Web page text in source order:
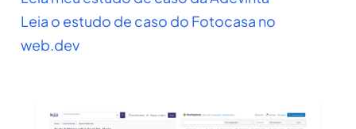
Leia o estudo de caso do Fotocasa no
web.dev